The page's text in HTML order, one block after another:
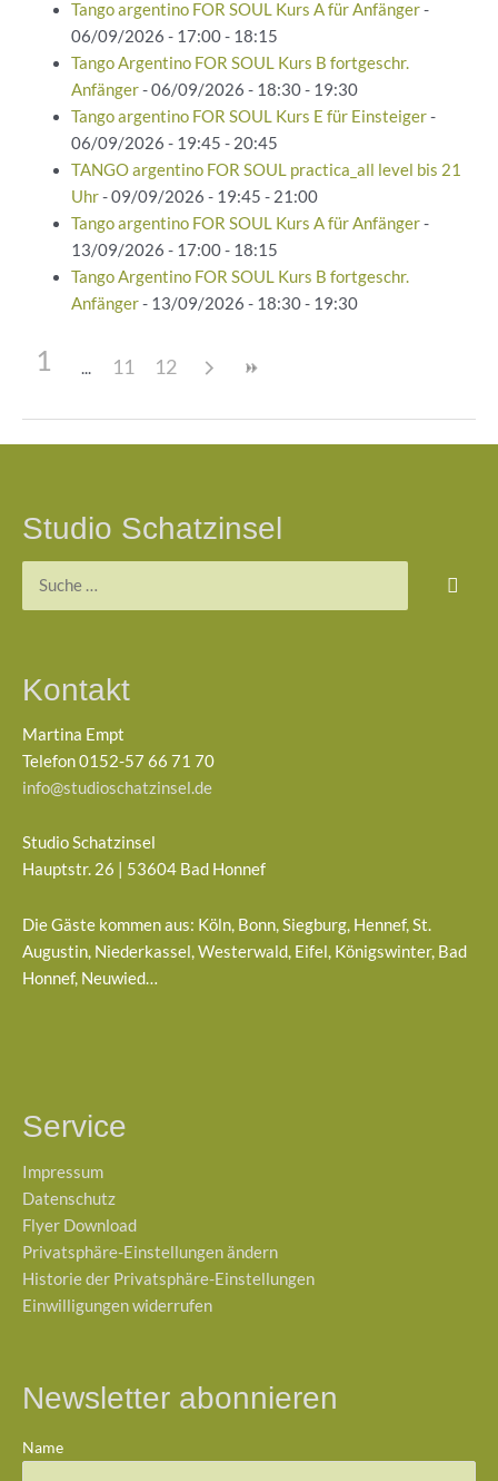
Tango argentino FOR SOUL Kurs A für Anfänger-
06/09/2026 - 17:00 - 18:15
Tango Argentino FOR SOUL Kurs B fortgeschr.
Anfänger- 06/09/2026 - 18:30 - 19:30
Tango argentino FOR SOUL Kurs E für Einsteiger-
06/09/2026 - 19:45 - 20:45
TANGO argentino FOR SOUL practica_all level bis 21
Uhr- 09/09/2026 - 19:45 - 21:00
Tango argentino FOR SOUL Kurs A für Anfänger-
13/09/2026 - 17:00 - 18:15
Tango Argentino FOR SOUL Kurs B fortgeschr.
Anfänger- 13/09/2026 - 18:30 - 19:30
1 11 12
Studio Schatzinsel
Kontakt
Martina Empt
Telefon 0152-57 66 71 70
info@studioschatzinsel.de
Studio Schatzinsel
Hauptstr. 26 | 53604 Bad Honnef
Die Gäste kommen aus: Köln, Bonn, Siegburg, Hennef, St.
Augustin, Niederkassel, Westerwald, Eifel, Königswinter, Bad
Honnef, Neuwied…
Service
Impressum
Datenschutz
Flyer Download
Privatsphäre-Einstellungen ändern
Historie der Privatsphäre-Einstellungen
Einwilligungen widerrufen
Newsletter abonnieren
Name